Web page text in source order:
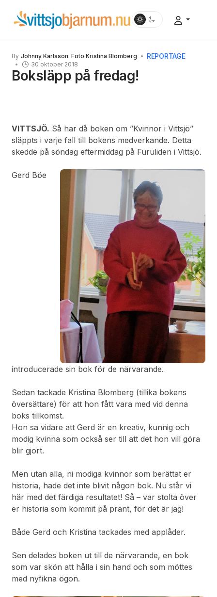
By Johnny Karlsson. Foto Kristina Blomberg REPORTAGE
30 oktober 2018
Boksläpp på fredag!
VITTSJÖ. Så har då boken om ”Kvinnor i Vittsjö”
släppts i varje fall till bokens medverkande. Detta
skedde på söndag eftermiddag på Furuliden i Vittsjö.
Gerd Böe
introducerade sin bok för de närvarande.
Sedan tackade Kristina Blomberg (tillika bokens
översättare) för att hon fått vara med vid denna
boks tillkomst.
Hon sa vidare att Gerd är en kreativ, kunnig och
modig kvinna som också ser till att det hon vill göra
blir gjort.
Men utan alla, ni modiga kvinnor som berättat er
historia, hade det inte blivit någon bok. Nu står vi
här med det färdiga resultatet! Så – var stolta över
er historia som kommit på pränt, för det är jag!
Både Gerd och Kristina tackades med applåder.
Sen delades boken ut till de närvarande, en bok
som var skön att hålla i sin hand och som möttes
med nyfikna ögon.